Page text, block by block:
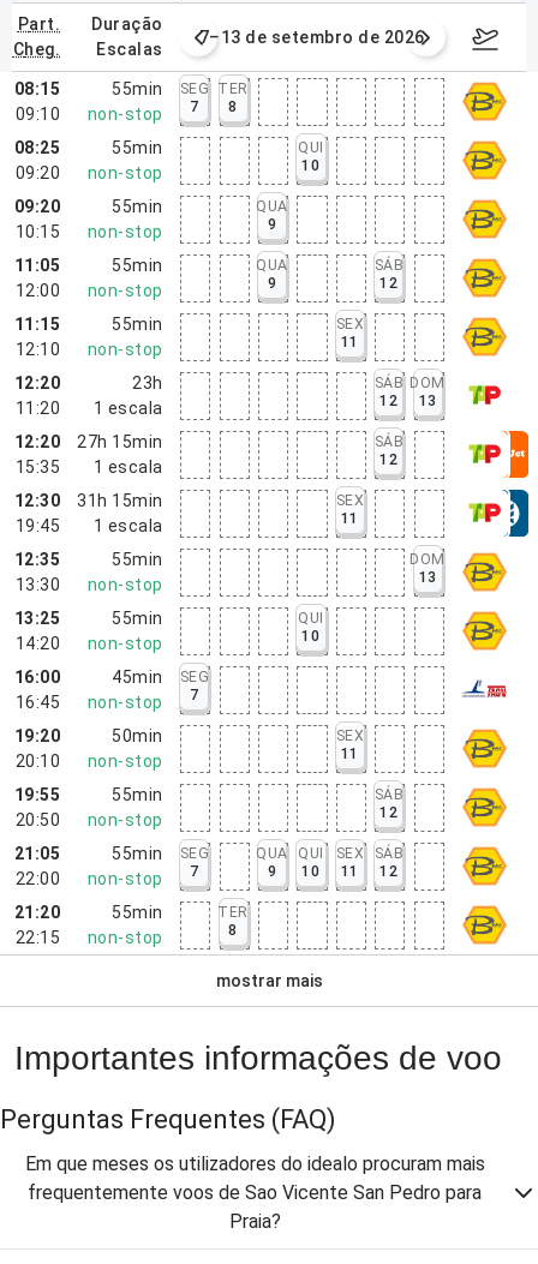
part.
cheg.
duração
escalas
– 06/09/2026 7–13 de setembro de 2026 14–20
08:15
09:10
55min
non-stop
SEG
7
TER
8
08:25
09:20
55min
non-stop
QUI
10
09:20
10:15
55min
non-stop
QUA
9
11:05
12:00
55min
non-stop
QUA
9
SÁB
12
11:15
12:10
55min
non-stop
SEX
11
12:20
11:20
23h
1 escala
SÁB
12
DOM
13
12:20
15:35
27h 15min
1 escala
SÁB
12
12:30
19:45
31h 15min
1 escala
SEX
11
12:35
13:30
55min
non-stop
DOM
13
13:25
14:20
55min
non-stop
QUI
10
16:00
16:45
45min
non-stop
SEG
7
19:20
20:10
50min
non-stop
SEX
11
19:55
20:50
55min
non-stop
SÁB
12
21:05
22:00
55min
non-stop
SEG
7
QUA
9
QUI
10
SEX
11
SÁB
12
21:20
22:15
55min
non-stop
TER
8
mostrar mais
Importantes informações de voo
Perguntas Frequentes (FAQ)
Em que meses os utilizadores do idealo procuram mais
frequentemente voos de Sao Vicente San Pedro para
Praia?